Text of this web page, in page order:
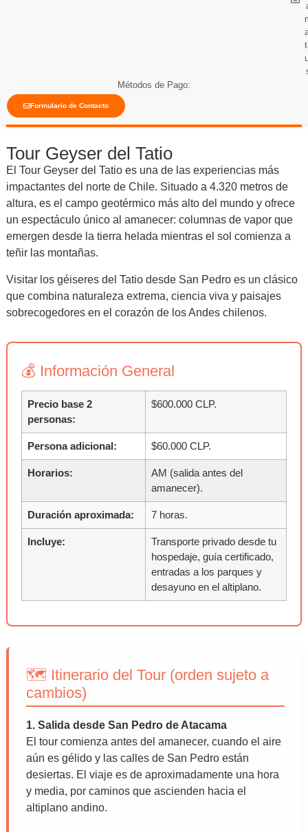
Métodos de Pago:
Formulario de Contacto
Tour Geyser del Tatio
El Tour Geyser del Tatio es una de las experiencias más
impactantes del norte de Chile. Situado a 4.320 metros de
altura, es el campo geotérmico más alto del mundo y ofrece
un espectáculo único al amanecer: columnas de vapor que
emergen desde la tierra helada mientras el sol comienza a
teñir las montañas.
Visitar los géiseres del Tatio desde San Pedro es un clásico
que combina naturaleza extrema, ciencia viva y paisajes
sobrecogedores en el corazón de los Andes chilenos.
💰 Información General
Precio base 2
personas:
$600.000 CLP.
Persona adicional: $60.000 CLP.
Horarios:
AM (salida antes del
amanecer).
Duración aproximada: 7 horas.
Incluye:
Transporte privado desde tu
hospedaje, guía certificado,
entradas a los parques y
desayuno en el altiplano.
🗺️ Itinerario del Tour (orden sujeto a
cambios)
1. Salida desde San Pedro de Atacama
El tour comienza antes del amanecer, cuando el aire
aún es gélido y las calles de San Pedro están
desiertas. El viaje es de aproximadamente una hora
y media, por caminos que ascienden hacia el
altiplano andino.